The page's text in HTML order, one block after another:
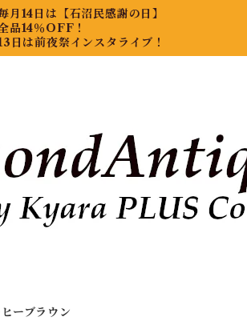
月14日は【石沼民感謝の日】
品14％OFF！
日は前夜祭インスタライブ！
ーブラウン